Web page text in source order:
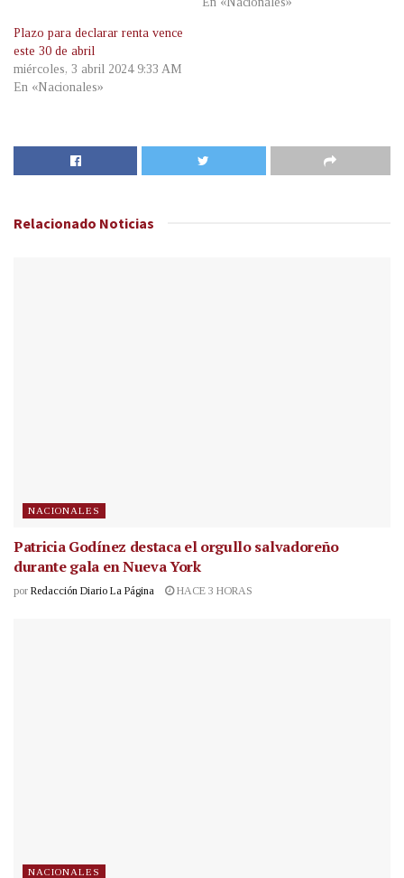
Plazo para declarar renta vence
este 30 de abril
miércoles, 3 abril 2024 9:33 AM
En «Nacionales»
Relacionado Noticias
NACIONALES
Patricia Godínez destaca el orgullo salvadoreño
durante gala en Nueva York
por Redacción Diario La Página HACE 3 HORAS
NACIONALES